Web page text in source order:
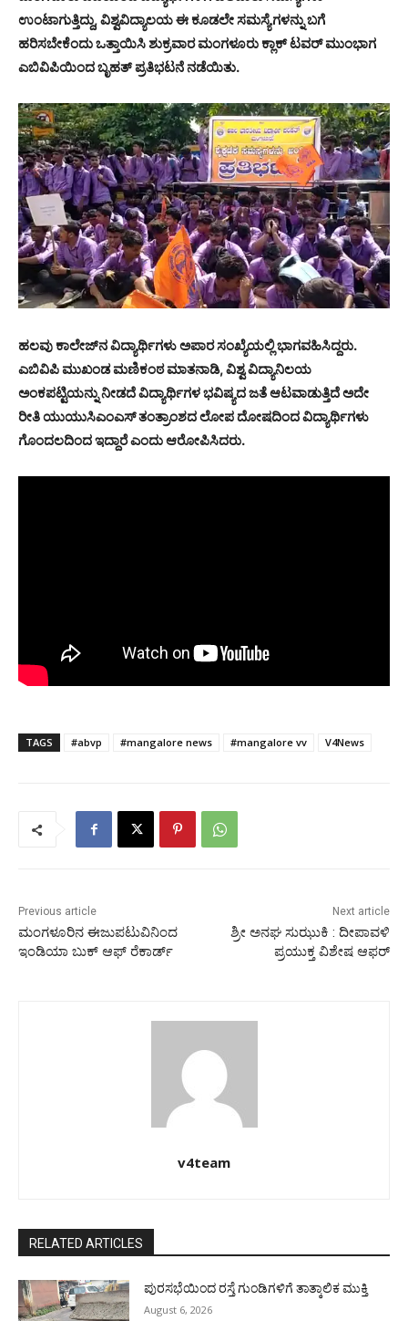
ಉಂಟಾಗುತ್ತಿದ್ದು, ವಿಶ್ವವಿದ್ಯಾಲಯ ಈ ಕೂಡಲೇ ಸಮಸ್ಯೆಗಳನ್ನು ಬಗೆ
ಹರಿಸಬೇಕೆಂದು ಒತ್ತಾಯಿಸಿ ಶುಕ್ರವಾರ ಮಂಗಳೂರು ಕ್ಲಾಕ್ ಟವರ್ ಮುಂಭಾಗ
ಎಬಿವಿಪಿಯಿಂದ ಬೃಹತ್ ಪ್ರತಿಭಟನೆ ನಡೆಯಿತು.
ಹಲವು ಕಾಲೇಜ್‍ನ ವಿದ್ಯಾರ್ಥಿಗಳು ಅಪಾರ ಸಂಖ್ಯೆಯಲ್ಲಿ ಭಾಗವಹಿಸಿದ್ದರು.
ಎಬಿವಿಪಿ ಮುಖಂಡ ಮಣಿಕಂಠ ಮಾತನಾಡಿ, ವಿಶ್ವ ವಿದ್ಯಾನಿಲಯ
ಅಂಕಪಟ್ಟಿಯನ್ನು ನೀಡದೆ ವಿದ್ಯಾರ್ಥಿಗಳ ಭವಿಷ್ಯದ ಜತೆ ಆಟವಾಡುತ್ತಿದೆ ಅದೇ
ರೀತಿ ಯುಯುಸಿಎಂಎಸ್ ತಂತ್ರಾಂಶದ ಲೋಪ ದೋಷದಿಂದ ವಿದ್ಯಾರ್ಥಿಗಳು
ಗೊಂದಲದಿಂದ ಇದ್ದಾರೆ ಎಂದು ಆರೋಪಿಸಿದರು.
TAGS #abvp #mangalore news #mangalore vv V4News
Previous article
ಮಂಗಳೂರಿನ ಈಜುಪಟುವಿನಿಂದ
ಇಂಡಿಯಾ ಬುಕ್ ಆಫ್ ರೆಕಾರ್ಡ್
Next article
ಶ್ರೀ ಅನಘ ಸುಝುಕಿ : ದೀಪಾವಳಿ
ಪ್ರಯುಕ್ತ ವಿಶೇಷ ಆಫರ್
v4team
RELATED ARTICLES
ಪುರಸಭೆಯಿಂದ ರಸ್ತೆ ಗುಂಡಿಗಳಿಗೆ ತಾತ್ಕಾಲಿಕ ಮುಕ್ತಿ
August 6, 2026